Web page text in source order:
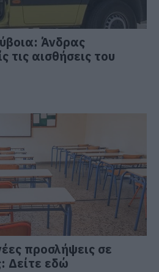
Άνδρας
τις αισθήσεις του
προσλήψεις σε
Δείτε εδώ